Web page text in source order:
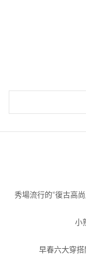
秀場流行的“復古高
小
早春六大穿